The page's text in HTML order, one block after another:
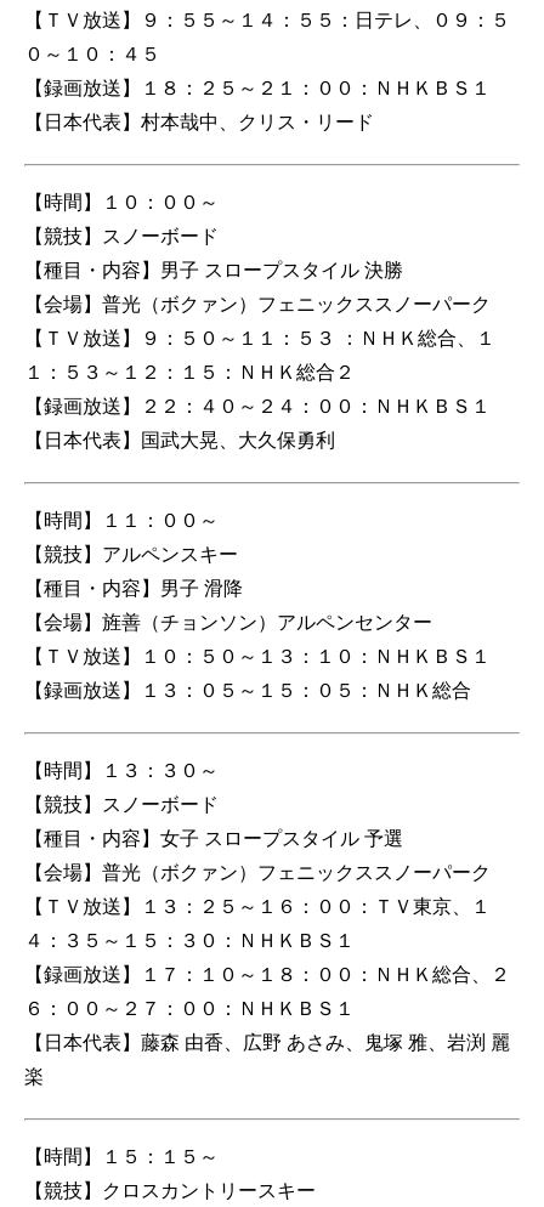
【ＴＶ放送】９：５５～１４：５５：日テレ、０９：５
０～１０：４５
【録画放送】１８：２５～２１：００：ＮＨＫＢＳ１
【日本代表】村本哉中、クリス・リード
【時間】１０：００～
【競技】スノーボード
【種目・内容】男子 スロープスタイル 決勝
【会場】普光（ボクァン）フェニックススノーパーク
【ＴＶ放送】９：５０～１１：５３ ：ＮＨＫ総合、１
１：５３～１２：１５：ＮＨＫ総合２
【録画放送】２２：４０～２４：００：ＮＨＫＢＳ１
【日本代表】国武大晃、大久保勇利
【時間】１１：００～
【競技】アルペンスキー
【種目・内容】男子 滑降
【会場】旌善（チョンソン）アルペンセンター
【ＴＶ放送】１０：５０～１３：１０：ＮＨＫＢＳ１
【録画放送】１３：０５～１５：０５：ＮＨＫ総合
【時間】１３：３０～
【競技】スノーボード
【種目・内容】女子 スロープスタイル 予選
【会場】普光（ボクァン）フェニックススノーパーク
【ＴＶ放送】１３：２５～１６：００：ＴＶ東京、１
４：３５～１５：３０：ＮＨＫＢＳ１
【録画放送】１７：１０～１８：００：ＮＨＫ総合、２
６：００～２７：００：ＮＨＫＢＳ１
【日本代表】藤森 由香、広野 あさみ、鬼塚 雅、岩渕 麗
楽
【時間】１５：１５～
【競技】クロスカントリースキー